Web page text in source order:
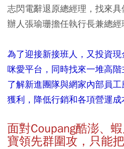
志閃電辭退原總經理，找來
辦人張瑜珊擔任執行長兼總經
為了迎接新接班人，又投資
咪愛平台，同時找來一堆高
了解新進團隊與網家內部員
獲利，降低行銷和各項營運成
面對Coupang酷澎、
寶領先群圍攻，只能